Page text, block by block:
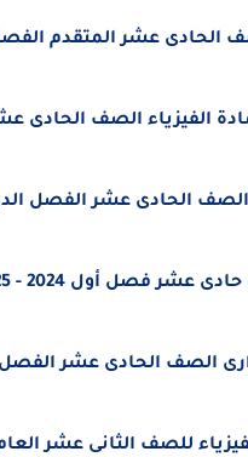
عشر المتقدم الفصل
الفيزياء الصف الحادى عشر
الحادى عشر الفصل الدراسى
فصل أول 2024 - 2025
الحادى عشر الفصل الدراسى
للصف الثانى عشر العام